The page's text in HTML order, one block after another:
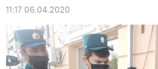
11:17 06.04.2020